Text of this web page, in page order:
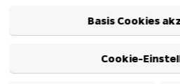
Basis Cookies
Cookie-